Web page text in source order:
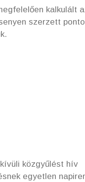
kalkulált
szerzett
közgyűlést hív
egyetlen